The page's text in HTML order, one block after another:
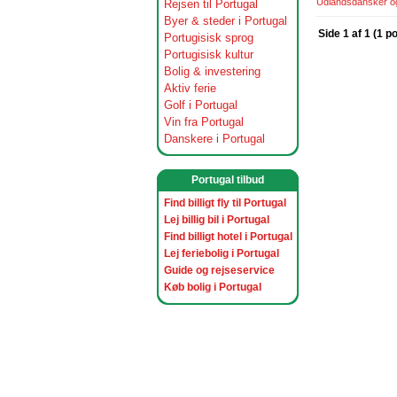
Rejsen til Portugal
Byer & steder i Portugal
Portugisisk sprog
Portugisisk kultur
Bolig & investering
Aktiv ferie
Golf i Portugal
Vin fra Portugal
Danskere i Portugal
Portugal tilbud
Find billigt fly til Portugal
Lej billig bil i Portugal
Find billigt hotel i Portugal
Lej feriebolig i Portugal
Guide og rejseservice
Køb bolig i Portugal
Side 1 af 1 (1